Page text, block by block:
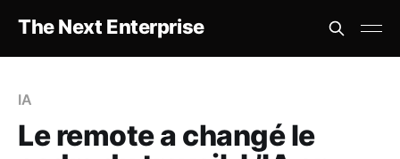
The Next Enterprise
IA
Le remote a changé le